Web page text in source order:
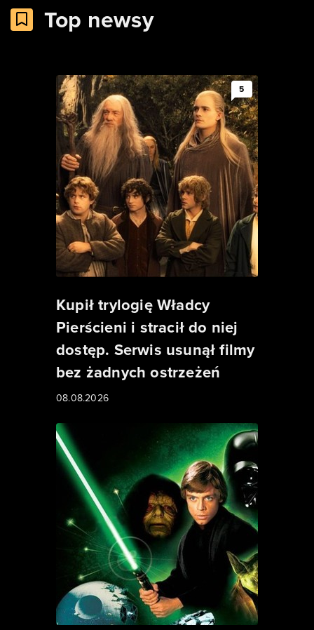
Top newsy
5
Kupił trylogię Władcy
Pierścieni i stracił do niej
dostęp. Serwis usunął filmy
bez żadnych ostrzeżeń
08.08.2026